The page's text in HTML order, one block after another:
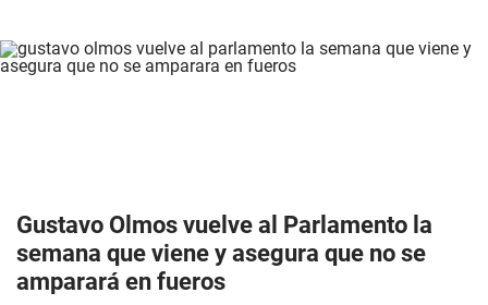
Gustavo Olmos vuelve al Parlamento la
semana que viene y asegura que no se
amparará en fueros